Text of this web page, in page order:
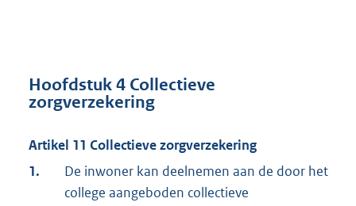
Hoofdstuk 4 Collectieve
zorgverzekering
Artikel 11 Collectieve zorgverzekering
1.
De inwoner kan deelnemen aan de door het
college aangeboden collectieve